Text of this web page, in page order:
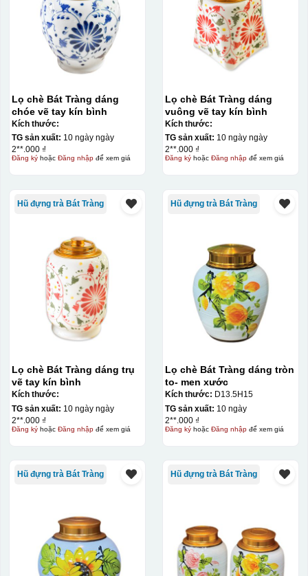
Lọ chè Bát Tràng dáng
chóe vẽ tay kín bình
Kích thước:
TG sản xuất: 10 ngày ngày
2**.000 ₫
Đăng kýhoặc Đăng nhậpđể xem giá
Lọ chè Bát Tràng dáng
vuông vẽ tay kín bình
Kích thước:
TG sản xuất: 10 ngày ngày
2**.000 ₫
Đăng kýhoặc Đăng nhậpđể xem giá
Hũ đựng trà Bát Tràng
Lọ chè Bát Tràng dáng trụ
vẽ tay kín bình
Kích thước:
TG sản xuất: 10 ngày ngày
2**.000 ₫
Đăng kýhoặc Đăng nhậpđể xem giá
Hũ đựng trà Bát Tràng
Lọ chè Bát Tràng dáng tròn
to- men xước
Kích thước: D13.5H15
TG sản xuất: 10 ngày
2**.000 ₫
Đăng kýhoặc Đăng nhậpđể xem giá
Hũ đựng trà Bát Tràng Hũ đựng trà Bát Tràng